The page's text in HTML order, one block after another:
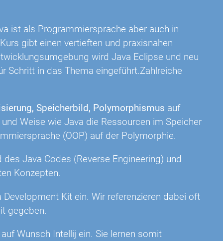
ist als Programmiersprache aber auch in
gibt einen vertieften und praxisnahen
wird Java Eclipse und neu
Schritt in das Thema eingeführt.Zahlreiche
Speicherbild, Polymorphismus auf
Weise wie Java die Ressourcen im Speicher
(OOP) auf der Polymorphie.
Java Codes (Reverse Engineering) und
Konzepten.
Kit ein. Wir referenzieren dabei oft
gegeben.
Wunsch Intellij ein. Sie lernen somit